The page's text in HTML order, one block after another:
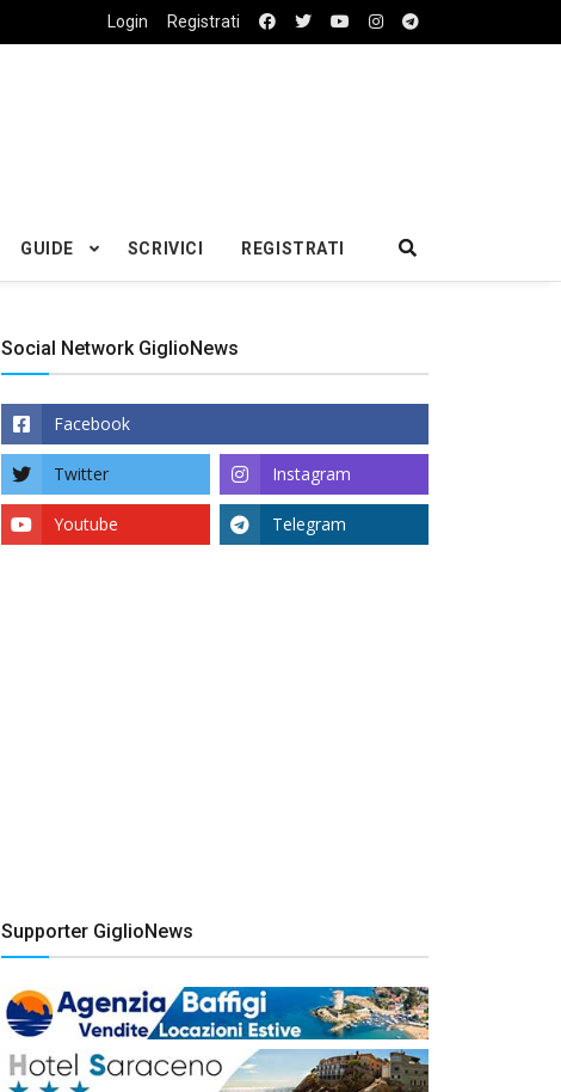
Login Registrati
GUIDE SCRIVICI REGISTRATI
Social Network GiglioNews
Facebook
Twitter Instagram
Youtube Telegram
Supporter GiglioNews